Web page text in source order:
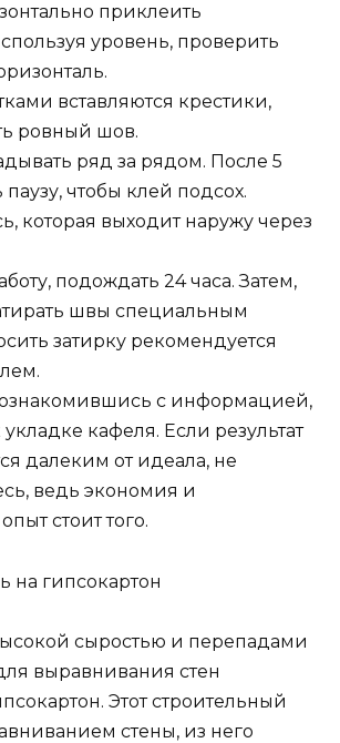
приклеить
уровень, проверить
вставляются крестики,
ровный шов.
ряд за рядом. После 5
чтобы клей подсох.
которая выходит наружу через
подождать 24 часа. Затем,
швы специальным
затирку рекомендуется
с информацией,
кафеля. Если результат
далеким от идеала, не
ведь экономия и
стоит того.
на гипсокартон
сыростью и перепадами
выравнивания стен
Этот строительный
стены, из него